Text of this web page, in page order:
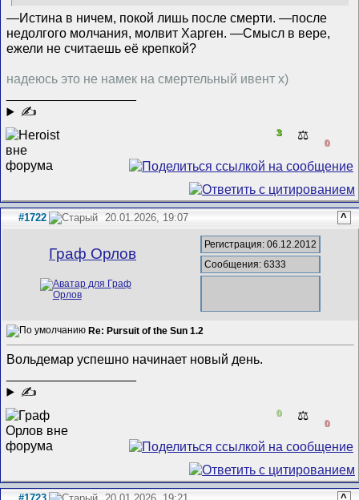
—Истина в ничем, покой лишь после смерти. —после
недолгого молчания, молвит Харген. —Смысл в вере,
ежели не считаешь её крепкой?
надеюсь это не намек на смертельный ивент х)
✍
3 ⚖️
0
#1722 20.01.2026, 19:07 ^
Граф Орлов
Регистрация: 06.12.2012
Сообщения: 6333
Re: Pursuit of the Sun 1.2
Вольдемар успешно начинает новый день.
✍
0 ⚖️
0